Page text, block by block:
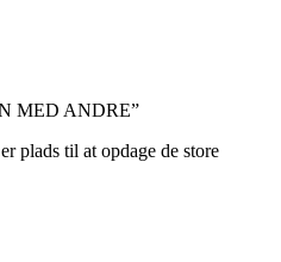
MED ANDRE”
plads til at opdage de store